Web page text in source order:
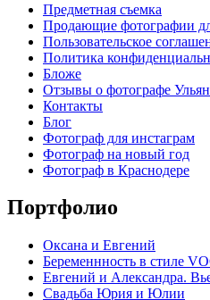
Предметная съемка
Продающие фотографии
Пользовательское
Политика
Бложе
Отзывы о фотографе
Контакты
Блог
Фотограф для инстаграм
Фотограф на новый год
Фотограф в Краснодере
Портфолио
Оксана и Евгений
Беременнность в стиле
Евгений и Александра.
Свадьба Юрия и Юлии